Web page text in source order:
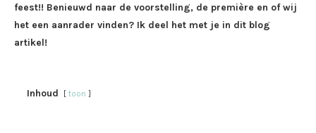
feest!! Benieuwd naar de voorstelling, de première en of wij
het een aanrader vinden? Ik deel het met je in dit blog
artikel!
Inhoud toon